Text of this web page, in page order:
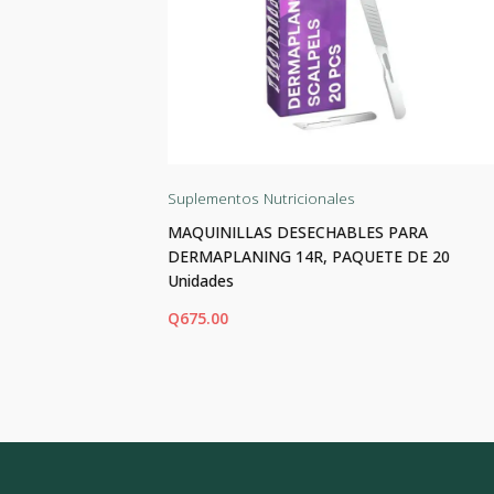
Suplementos Nutricionales
MAQUINILLAS DESECHABLES PARA
DERMAPLANING 14R, PAQUETE DE 20
Unidades
Q675.00